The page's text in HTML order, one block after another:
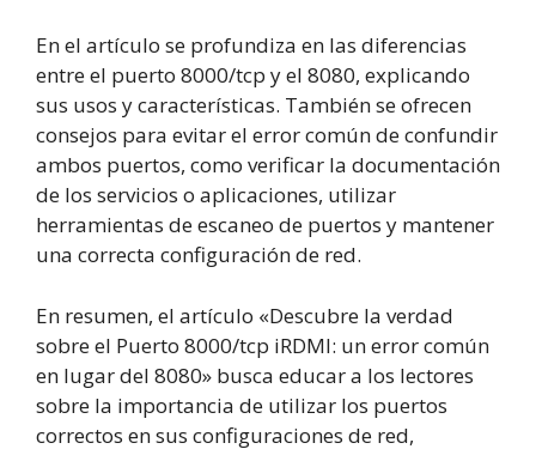
En el artículo se profundiza en las diferencias
entre el puerto 8000/tcp y el 8080, explicando
sus usos y características. También se ofrecen
consejos para evitar el error común de confundir
ambos puertos, como verificar la documentación
de los servicios o aplicaciones, utilizar
herramientas de escaneo de puertos y mantener
una correcta configuración de red.
En resumen, el artículo «Descubre la verdad
sobre el Puerto 8000/tcp iRDMI: un error común
en lugar del 8080» busca educar a los lectores
sobre la importancia de utilizar los puertos
correctos en sus configuraciones de red,